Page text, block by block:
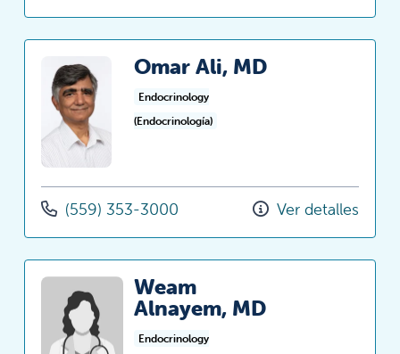
Omar Ali, MD
Endocrinology
(Endocrinología)
(559) 353-3000 Ver detalles
Weam
Alnayem, MD
Endocrinology